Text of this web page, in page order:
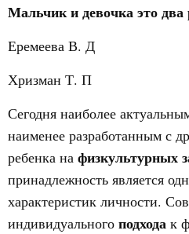
Мальчик и девочка это
Еремеева В. Д
Хризман Т. П
Сегодня наиболее
наименее разработанным с
ребенка на физкультурных
принадлежность является
характеристик личности.
индивидуального подхода к